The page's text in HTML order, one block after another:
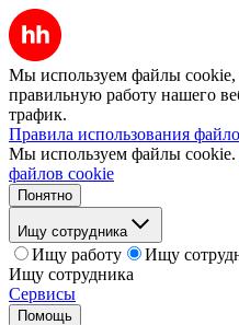
Мы используем файлы cookie,
правильную работу нашего
трафик.
Правила использования
Мы используем файлы cookie.
файлов cookie
Понятно
Ищу сотрудника
Ищу работу
Ищу
Ищу сотрудника
Сервисы
Помощь